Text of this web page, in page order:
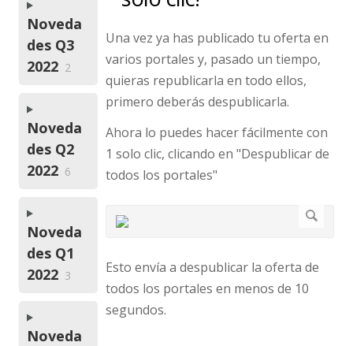
Una vez ya has publicado tu oferta en
varios portales y, pasado un tiempo,
quieras republicarla en todo ellos,
primero deberás despublicarla.
Ahora lo puedes hacer fácilmente con
1 solo clic, clicando en "Despublicar de
todos los portales"
Esto envía a despublicar la oferta de
todos los portales en menos de 10
segundos.
Noveda
des Q3
2022 2
Noveda
des Q2
2022 6
Noveda
des Q1
2022 3
Noveda